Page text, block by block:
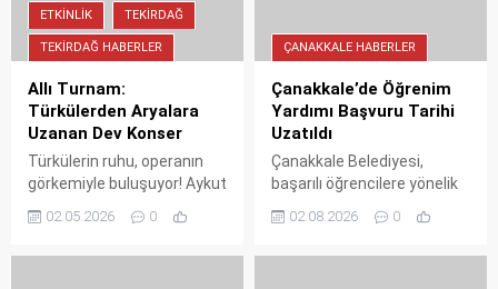
ETKINLIK TEKIRDAĞ
TEKIRDAĞ HABERLER
Allı Turnam:
Türkülerden Aryalara
Uzanan Dev Konser
Türkülerin ruhu, operanın
görkemiyle buluşuyor! Aykut
büyüleyici performansıyla
02.05.2026 0
ÇANAKKALE HABERLER
Çanakkale’de Öğrenim
Yardımı Başvuru Tarihi
Uzatıldı
Çanakkale Belediyesi,
başarılı öğrencilere yönelik
başvurularının tarihini 7
02.08.2026 0